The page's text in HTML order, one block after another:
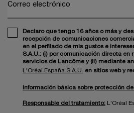
Correo electrónico
Declaro que tengo 16 años o más y
recepción de comunicaciones
en el perfilado de mis gustos e
S.A.U.: (i) por comunicación directa en
servicios de Lancôme y (ii) mediante
L'Oréal España S.A.U.
en sitios web y
Información básica sobre protección
Responsable del tratamiento: L'Oréal